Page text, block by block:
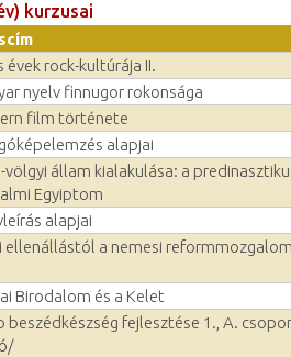
kurzusai
évek rock-kultúrája II.
nyelv finnugor rokonsága
film története
alapjai
völgyi állam kialakulása: a
Egyiptom
alapjai
ellenállástól a nemesi
Birodalom és a Kelet
beszédkészség fejlesztése 1., A.